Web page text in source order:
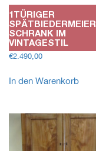
1TÜRIGER
SPÄTBIEDERMEIER
SCHRANK IM
VINTAGESTIL
€2.490,00
In den Warenkorb